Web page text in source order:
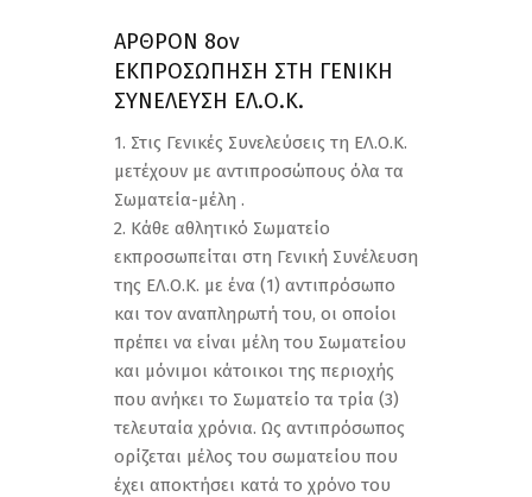
ΑΡΘΡΟΝ 8ον
ΕΚΠΡΟΣΩΠΗΣΗ ΣΤΗ ΓΕΝΙΚΗ
ΣΥΝΕΛΕΥΣΗ ΕΛ.Ο.Κ.
1. Στις Γενικές Συνελεύσεις τη ΕΛ.Ο.Κ.
μετέχουν με αντιπροσώπους όλα τα
Σωματεία-μέλη .
2. Κάθε αθλητικό Σωματείο
εκπροσωπείται στη Γενική Συνέλευση
της ΕΛ.Ο.Κ. με ένα (1) αντιπρόσωπο
και τον αναπληρωτή του, οι οποίοι
πρέπει να είναι μέλη του Σωματείου
και μόνιμοι κάτοικοι της περιοχής
που ανήκει το Σωματείο τα τρία (3)
τελευταία χρόνια. Ως αντιπρόσωπος
ορίζεται μέλος του σωματείου που
έχει αποκτήσει κατά το χρόνο του